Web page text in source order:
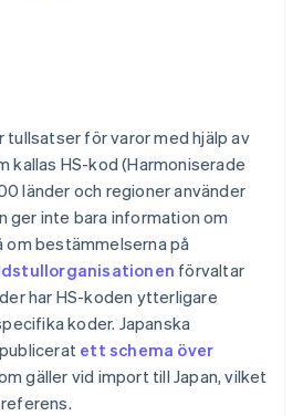
tullsatser för varor med hjälp av
kallas HS-kod (Harmoniserade
länder och regioner använder
ger inte bara information om
om bestämmelserna på
förvaltar
har HS-koden ytterligare
koder. Japanska
ett schema över
gäller vid import till Japan, vilket